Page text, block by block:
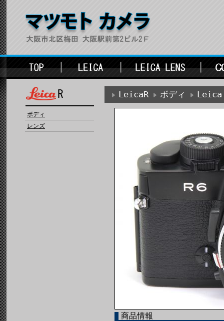
ボディ
レンズ
LeicaR ボディ Leica
商品情報